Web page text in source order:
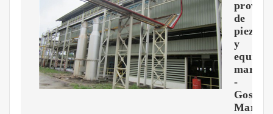
de
piezas
y
equipos
-
Gosea
Marine